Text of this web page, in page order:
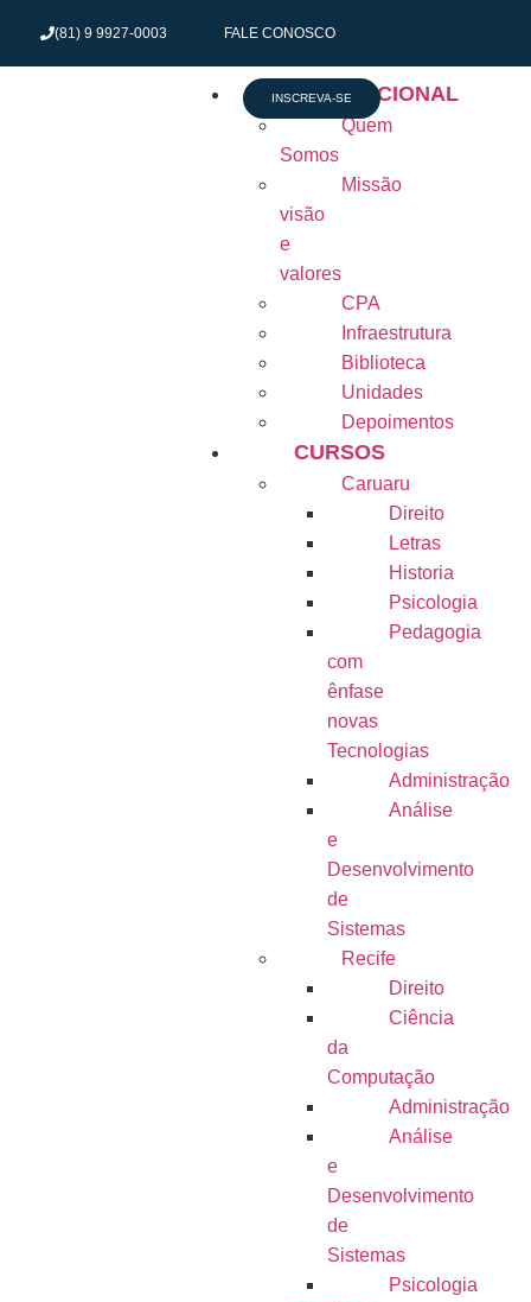
(81) 9 9927-0003 FALE CONOSCO
INSTITUCIONAL
Quem
Somos
Missão
visão
e
valores
CPA
Infraestrutura
Biblioteca
Unidades
Depoimentos
CURSOS
Caruaru
Direito
Letras
Historia
Psicologia
Pedagogia
com
ênfase
novas
Tecnologias
Administração
Análise
e
Desenvolvimento
de
Sistemas
Recife
Direito
Ciência
da
Computação
Administração
Análise
e
Desenvolvimento
de
Sistemas
Psicologia
INSCREVA-SE